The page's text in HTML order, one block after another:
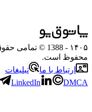
۱۴۰۵
- 1388 ©
محفوظ است.
ارتباط با ما
تبلیغات
LinkedIn DMCA